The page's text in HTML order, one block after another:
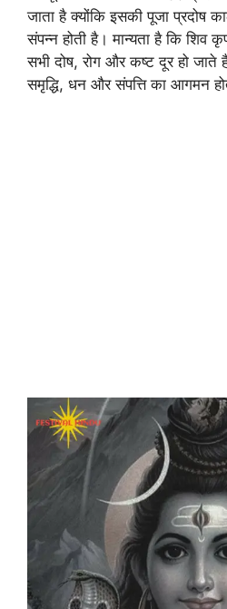
जाता है क्योंकि इसकी पूजा प्रदोष
संपन्न होती है। मान्यता है कि
सभी दोष, रोग और कष्ट दूर हो
समृद्धि, धन और संपत्ति का आगमन